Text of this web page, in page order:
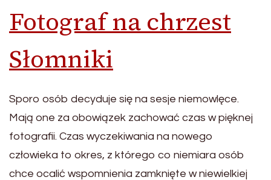
Fotograf na chrzest
Słomniki
Sporo osób decyduje się na sesje niemowlęce.
Mają one za obowiązek zachować czas w pięknej
fotografii. Czas wyczekiwania na nowego
człowieka to okres, z którego co niemiara osób
chce ocalić wspomnienia zamknięte w niewielkiej